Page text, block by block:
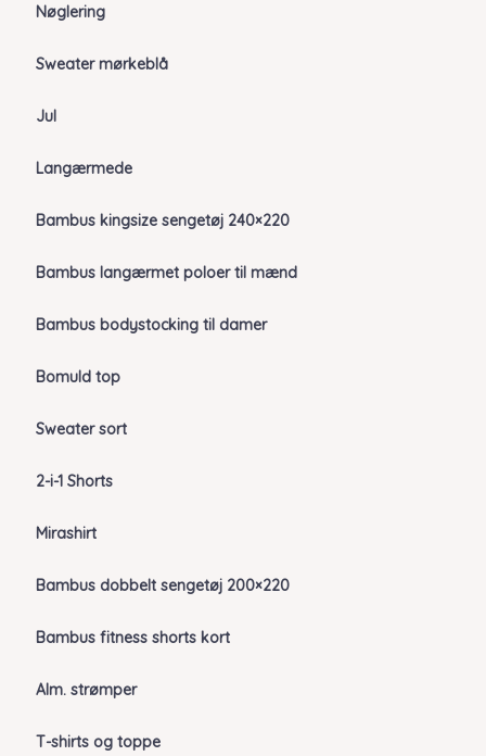
Nøglering
Sweater mørkeblå
Jul
Langærmede
Bambus kingsize sengetøj 240×220
Bambus langærmet poloer til mænd
Bambus bodystocking til damer
Bomuld top
Sweater sort
2-i-1 Shorts
Mirashirt
Bambus dobbelt sengetøj 200×220
Bambus fitness shorts kort
Alm. strømper
T-shirts og toppe